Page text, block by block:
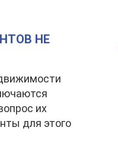
НЕ
их
для этого